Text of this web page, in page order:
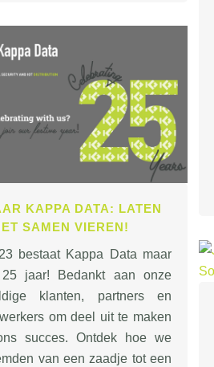
KAPPA DATA: LATEN
SAMEN VIEREN!
bestaat Kappa Data maar
25 jaar! Bedankt aan onze
klanten, partners en
om deel uit te maken
succes. Ontdek hoe we
van een zaadje tot een